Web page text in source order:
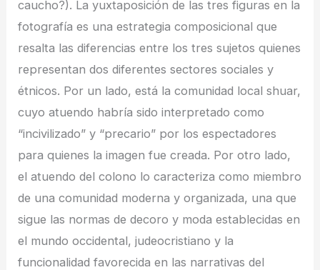
caucho?). La yuxtaposición de las tres figuras en la
fotografía es una estrategia composicional que
resalta las diferencias entre los tres sujetos quienes
representan dos diferentes sectores sociales y
étnicos. Por un lado, está la comunidad local shuar,
cuyo atuendo habría sido interpretado como
“incivilizado” y “precario” por los espectadores
para quienes la imagen fue creada. Por otro lado,
el atuendo del colono lo caracteriza como miembro
de una comunidad moderna y organizada, una que
sigue las normas de decoro y moda establecidas en
el mundo occidental, judeocristiano y la
funcionalidad favorecida en las narrativas del